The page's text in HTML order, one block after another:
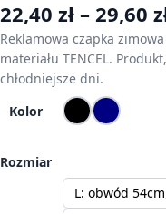
22,40 zł – 29,60
Reklamowa czapka
materiału TENCEL.
chłodniejsze dni.
Kolor
Rozmiar
L: obwód